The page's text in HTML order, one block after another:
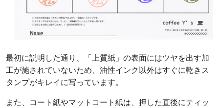
最初に説明した通り、「上質紙」の表面にはツヤを出す加
工が施されていないため、油性インク以外はすぐに乾きス
タンプがキレイに写っています。
また、コート紙やマットコート紙は、押した直後にティッ